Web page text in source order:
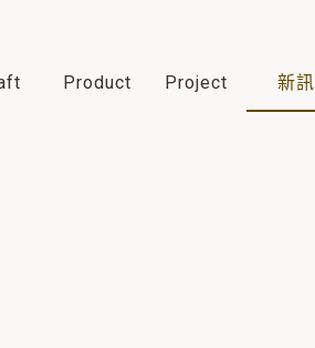
Product Project 新訊